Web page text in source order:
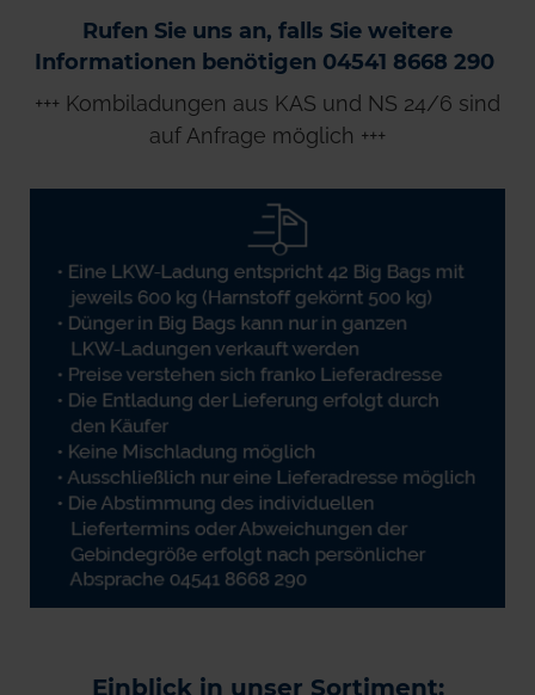
Rufen Sie uns an, falls Sie weitere
Informationen benötigen 04541 8668 290
+++ Kombiladungen aus KAS und NS 24/6 sind
auf Anfrage möglich +++
Einblick in unser Sortiment: